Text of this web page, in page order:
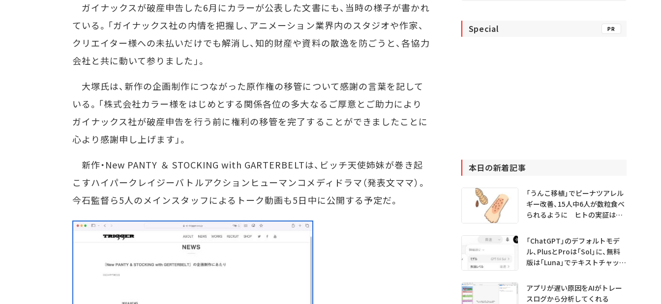
ガイナックスが破産申告した6月にカラーが公表した文書にも、当時の様子が書かれ
ている。「ガイナックス社の内情を把握し、アニメーション業界内のスタジオや作家、
クリエイター様への未払いだけでも解消し、知的財産や資料の散逸を防ごうと、各協力
会社と共に動いて参りました」。
大塚氏は、新作の企画制作につながった原作権の移管について感謝の言葉を記して
いる。「株式会社カラー様をはじめとする関係各位の多大なるご厚意とご助力により
ガイナックス社が破産申告を行う前に権利の移管を完了することができましたことに
心より感謝申し上げます」。
新作・New PANTY ＆ STOCKING with GARTERBELTは、ビッチ天使姉妹が巻き起
こすハイパークレイジーバトルアクションヒューマンコメディドラマ（発表文ママ）。
今石監督ら5人のメインスタッフによるトーク動画も5日中に公開する予定だ。
Special PR
本日の新着記事
「うんこ移植」でピーナツアレル
ギー改善、15人中6人が数粒食べ
られるように ヒトの実証は
「ChatGPT」のデフォルトモデ
ル、PlusとProは「Sol」に、無料
版は「Luna」でテキストチャット
アプリが遅い原因をAIがトレー
スログから分析してくれる